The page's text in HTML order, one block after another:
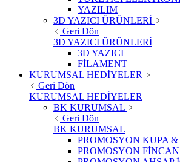
YAZILIM
3D YAZICI ÜRÜNLERİ
Geri Dön
3D YAZICI ÜRÜNLERİ
3D YAZICI
FİLAMENT
KURUMSAL HEDİYELER
Geri Dön
KURUMSAL HEDİYELER
BK KURUMSAL
Geri Dön
BK KURUMSAL
PROMOSYON KUPA
PROMOSYON FİNCAN